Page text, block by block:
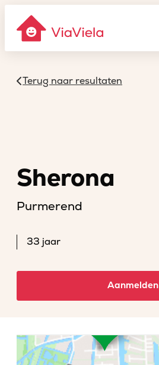
Terug naar resultaten
Sherona
Purmerend
33 jaar
Aanmelden